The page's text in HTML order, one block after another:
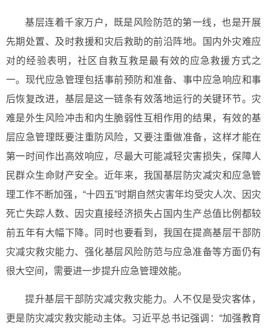
基层连着千家万户，既是风险防范的第一线，也是开展
先期处置、及时救援和灾后救助的前沿阵地。国内外灾难应
对的经验表明，社区自救互救是最有效的应急救援方式之
一。现代应急管理包括事前预防和准备、事中应急响应和事
后恢复改进，基层是这一链条有效落地运行的关键环节。灾
难是外生风险冲击和内生脆弱性互相作用的结果，有效的基
层应急管理既要注重防风险，又要注重做准备，这样才能在
第一时间作出高效响应，尽最大可能减轻灾害损失，保障人
民群众生命财产安全。近年来，我国基层防灾减灾和应急管
理工作不断加强，“十四五”时期自然灾害年均受灾人次、因灾
死亡失踪人数、因灾直接经济损失占国内生产总值比例都较
前五年有大幅下降。同时也要看到，我国在提高基层干部防
灾减灾救灾能力、强化基层风险防范与应急准备等方面仍有
很大空间，需要进一步提升应急管理效能。
提升基层干部防灾减灾救灾能力。人不仅是受灾客体，
更是防灾减灾救灾能动主体。习近平总书记强调：“加强教育